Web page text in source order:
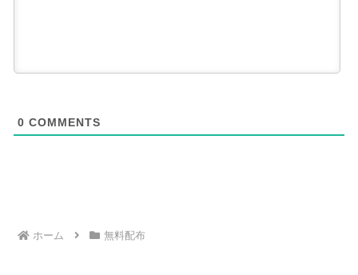
0 COMMENTS
ホーム 無料配布